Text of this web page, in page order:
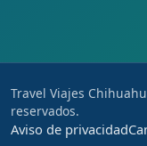
Travel Viajes
reservados.
Aviso de privacidad